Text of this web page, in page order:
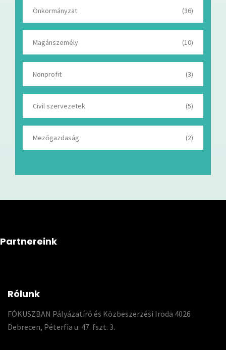
Önkormányzat (36)
Magánszemély (10)
Nonprofit (3)
Civil szervezetek (5)
Mezőgazdaság (2)
Partnereink
Rólunk
FÓKUSZBAN Pályázatíró és Közbeszerzési Iroda 4026
Debrecen, Péterfia u. 47. fszt. 3.